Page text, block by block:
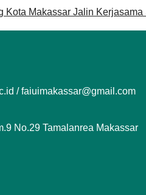
Kota Makassar Jalin Kerjasama
/ faiuimakassar@gmail.com
No.29 Tamalanrea Makassar